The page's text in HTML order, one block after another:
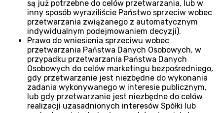
są już potrzebne do celów przetwarzania, lub w
inny sposób wyraziliście Państwo sprzeciw wobec
przetwarzania związanego z automatycznym
indywidualnym podejmowaniem decyzji).
Prawo do wniesienia sprzeciwu wobec
przetwarzania Państwa Danych Osobowych, w
przypadku przetwarzania Państwa Danych
Osobowych do celów marketingu bezpośredniego,
gdy przetwarzanie jest niezbędne do wykonania
zadania wykonywanego w interesie publicznym,
lub gdy przetwarzanie jest niezbędne do celów
realizacji uzasadnionych interesów Spółki lub